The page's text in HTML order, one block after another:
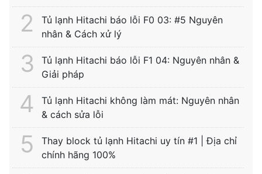
Tủ lạnh Hitachi báo lỗi F0 03: #5 Nguyên
nhân & Cách xử lý
Tủ lạnh Hitachi báo lỗi F1 04: Nguyên nhân &
Giải pháp
Tủ lạnh Hitachi không làm mát: Nguyên nhân
& cách sửa lỗi
Thay block tủ lạnh Hitachi uy tín #1 | Địa chỉ
chính hãng 100%